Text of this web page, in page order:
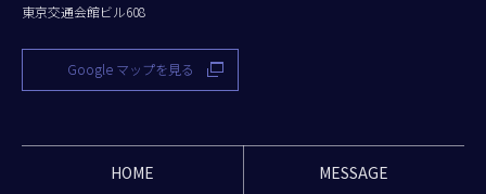
東京交通会館ビル608
Google マップを見る
HOME MESSAGE